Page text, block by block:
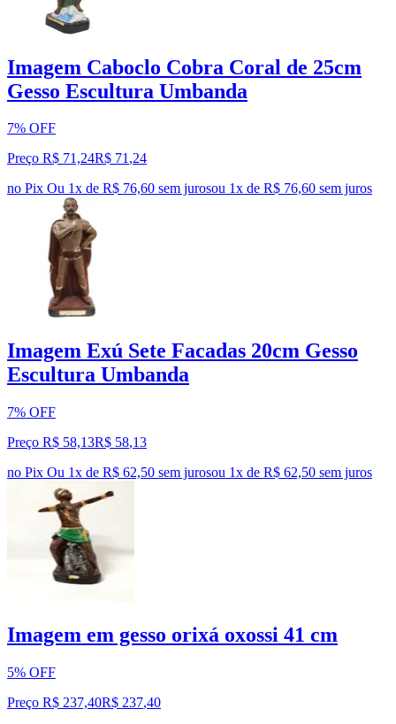
Imagem Caboclo Cobra Coral de 25cm
Gesso Escultura Umbanda
7% OFF
Preço R$ 71,24R$ 71,24
no Pix Ou 1x de R$ 76,60 sem jurosou 1x de R$ 76,60 sem juros
Imagem Exú Sete Facadas 20cm Gesso
Escultura Umbanda
7% OFF
Preço R$ 58,13R$ 58,13
no Pix Ou 1x de R$ 62,50 sem jurosou 1x de R$ 62,50 sem juros
Imagem em gesso orixá oxossi 41 cm
5% OFF
Preço R$ 237,40R$ 237,40